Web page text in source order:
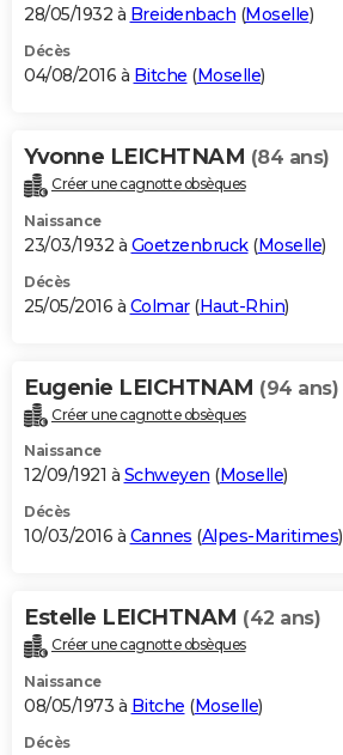
28/05/1932 à Breidenbach (Moselle)
Décès
04/08/2016 à Bitche (Moselle)
Yvonne LEICHTNAM (84 ans)
Créer une cagnotte obsèques
Naissance
23/03/1932 à Goetzenbruck(Moselle)
Décès
25/05/2016 à Colmar(Haut-Rhin)
Eugenie LEICHTNAM (94 ans)
Créer une cagnotte obsèques
Naissance
12/09/1921 à Schweyen (Moselle)
Décès
10/03/2016 à Cannes (Alpes-Maritimes)
Estelle LEICHTNAM (42 ans)
Créer une cagnotte obsèques
Naissance
08/05/1973 à Bitche (Moselle)
Décès